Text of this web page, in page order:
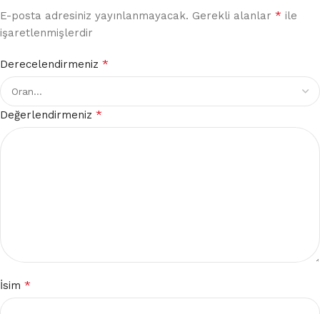
E-posta adresiniz yayınlanmayacak. Gerekli alanlar * ile
işaretlenmişlerdir
Derecelendirmeniz *
Değerlendirmeniz *
İsim *